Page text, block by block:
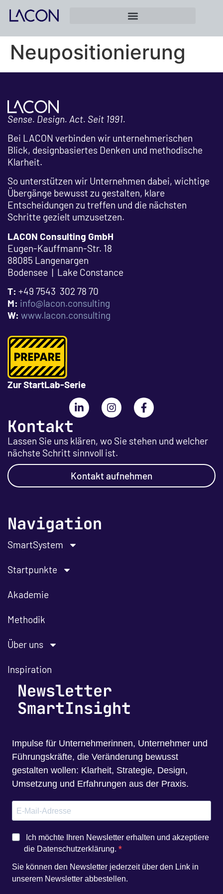
Neupositionierung
Sense. Design. Act. Seit 1991.
Bei LACON verbinden wir unternehmerischen
Blick, designbasiertes Denken und methodische
Klarheit.
So unterstützen wir Unternehmen dabei, wichtige
Übergänge bewusst zu gestalten, klare
Entscheidungen zu treffen und die nächsten
Schritte gezielt umzusetzen.
LACON Consulting GmbH
Eugen-Kauffmann-Str. 18
88085 Langenargen
Bodensee | Lake Constance
T: +49 7543 302 78 70
M: info@lacon.consulting
W: www.lacon.consulting
Zur StartLab-Serie
Kontakt
Lassen Sie uns klären, wo Sie stehen und welcher
nächste Schritt sinnvoll ist.
Kontakt aufnehmen
Navigation
SmartSystem
Startpunkte
Akademie
Methodik
Über uns
Inspiration
Newsletter
SmartInsight
Impulse für Unternehmerinnen, Unternehmer und
Führungskräfte, die Veränderung bewusst
gestalten wollen: Klarheit, Strategie, Design,
Umsetzung und Erfahrungen aus der Praxis.
Ich möchte Ihren Newsletter erhalten und akzeptiere
die Datenschutzerklärung.
Sie können den Newsletter jederzeit über den Link in
unserem Newsletter abbestellen.